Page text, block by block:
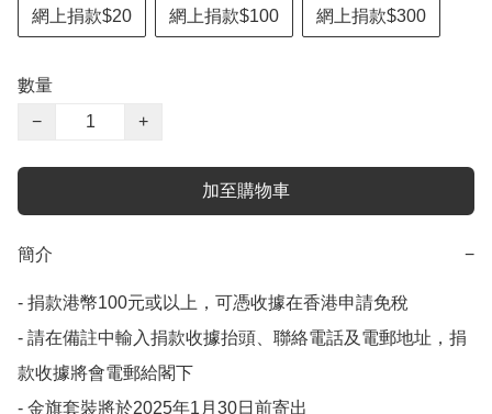
網上捐款$20 網上捐款$100 網上捐款$300
數量
−
+
加至購物車
簡介 −
- 捐款港幣100元或以上，可憑收據在香港申請免稅
- 請在備註中輸入捐款收據抬頭、聯絡電話及電郵地址，捐
款收據將會電郵給閣下
- 金旗套裝將於2025年1月30日前寄出